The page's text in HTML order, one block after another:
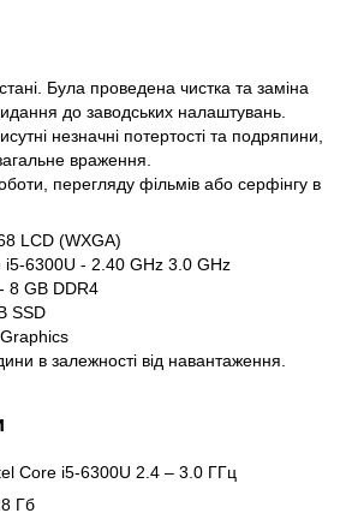
Була проведена чистка та заміна
до заводських налаштувань.
незначні потертості та подряпини,
враження.
перегляду фільмів або серфінгу в
LCD (WXGA)
6300U - 2.40 GHz 3.0 GHz
8 GB DDR4
SSD
в залежності від навантаження.
Core i5-6300U 2.4 – 3.0 ГГц
Гб